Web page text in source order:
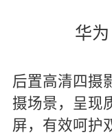
华
后置高清四摄
摄场景，呈现
屏，有效呵护